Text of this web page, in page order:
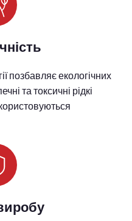
позбавляє екологічних
та токсичні рідкі